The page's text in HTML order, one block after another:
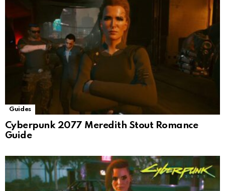
Guides
Cyberpunk 2077 Meredith Stout Romance
Guide